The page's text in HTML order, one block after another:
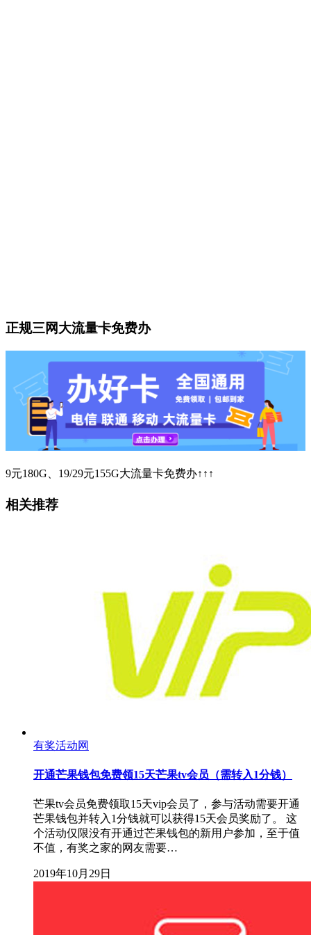
正规三网大流量卡免费办
9元180G、19/29元155G大流量卡免费办↑↑↑
相关推荐
有奖活动网
开通芒果钱包免费领15天芒果tv会员（需转入1分钱）
芒果tv会员免费领取15天vip会员了，参与活动需要开通
芒果钱包并转入1分钱就可以获得15天会员奖励了。 这
个活动仅限没有开通过芒果钱包的新用户参加，至于值
不值，有奖之家的网友需要…
2019年10月29日